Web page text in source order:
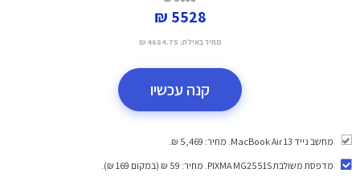
5528 ₪
מחיר באילת: 4684.75 ₪
קנה עכשיו
מחשב נייד MacBook Air 13. מחיר: 5,469 ₪.
מדפסת משולבת PIXMA MG2551S
. מחיר: 59 ₪ (במקום 169 ₪).